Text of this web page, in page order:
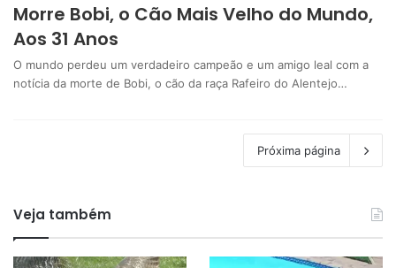
Morre Bobi, o Cão Mais Velho do Mundo,
Aos 31 Anos
O mundo perdeu um verdadeiro campeão e um amigo leal com a
notícia da morte de Bobi, o cão da raça Rafeiro do Alentejo…
Próxima página
Veja também